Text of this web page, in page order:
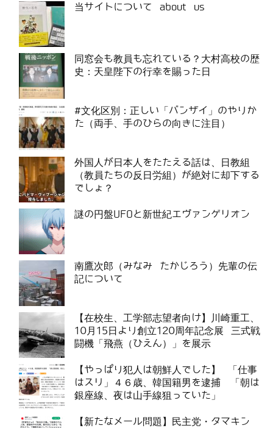
当サイトについて about us
同窓会も教員も忘れている？大村高校の歴
史：天皇陛下の行幸を賜った日
#文化区別：正しい「バンザイ」のやりか
た（両手、手のひらの向きに注目）
外国人が日本人をたたえる話は、日教組
（教員たちの反日労組）が絶対に却下する
でしょ？
謎の円盤UFOと新世紀エヴァンゲリオン
南鷹次郎（みなみ たかじろう）先輩の伝
記について
【在校生、工学部志望者向け】川崎重工、
10月15日より創立120周年記念展 三式戦
闘機「飛燕（ひえん）」を展示
【やっぱり犯人は朝鮮人でした】 「仕事
はスリ」４６歳、韓国籍男を逮捕 「朝は
銀座線、夜は山手線狙っていた」
【新たなメール問題】民主党・タマキン